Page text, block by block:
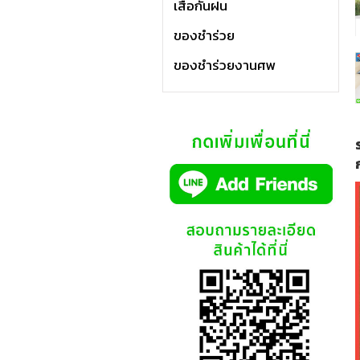
เสื้อกันฝน
ของชำร่วย
ของชำร่วยงานศพ